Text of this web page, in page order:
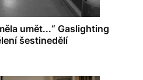
umět...“ Gaslighting
šestinedělí